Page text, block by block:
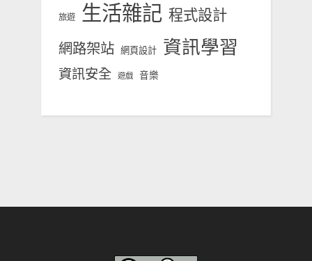
旅遊 生活雜記 程式設計
網路架站 網頁設計 資訊學習
資訊安全 遊戲 音樂